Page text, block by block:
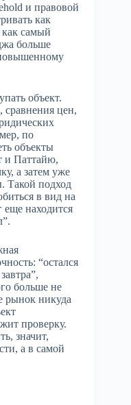
и правовой
как
самый
больше
объект.
сравнения цен,
по
объекты
и Паттайю,
а затем уже
Такой подход
в вид на
еще находится
“остался
больше не
рынок никуда
проверку.
значит,
а в самой